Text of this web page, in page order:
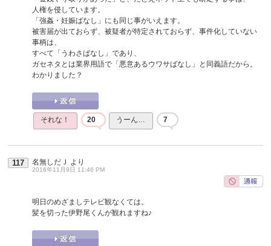
人権を侵しています。
「強姦・妊娠ばなし」にも同じ事がいえます。
被害届が出ておらず、被疑者が特定されておらず、事件化していない
事柄は、
すべて「うわさばなし」であり、
ガセネタとは業界用語で「悪意あるウワサばなし」と同義語だから。
わかりました？
それな！ 20 うーん… 7
117 名無しだＪ より
2016年11月9日 11:46 PM
明日のめざましテレビ観なくては。
髪を切った伊野尾くんが観れますね♪